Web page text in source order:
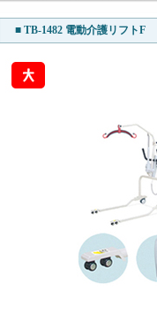
■ TB-1482 電動介護リフトF